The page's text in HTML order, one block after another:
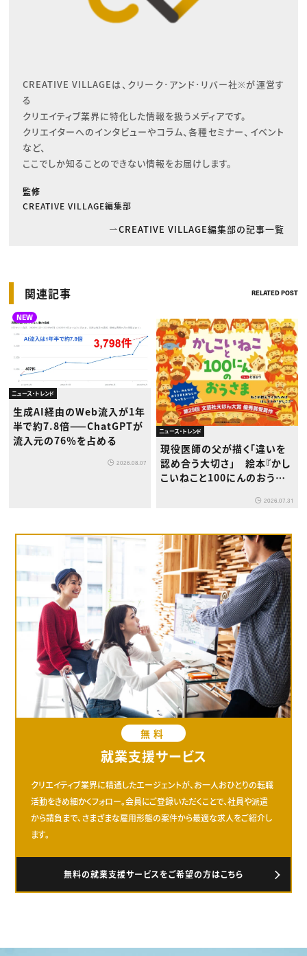
CREATIVE VILLAGEは、クリーク･アンド･リバー社※が運営す
る
クリエイティブ業界に特化した情報を扱うメディアです。
クリエイターへのインタビューやコラム、各種セミナー、イベント
など、
ここでしか知ることのできない情報をお届けします。
監修
CREATIVE VILLAGE編集部
CREATIVE VILLAGE編集部の記事一覧
関連記事 RELATED POST
NEW
ニュース・トレンド
生成AI経由のWeb流入が1年
半で約7.8倍——ChatGPTが
流入元の76％を占める
2026.08.07
ニュース・トレンド
現役医師の父が描く「違いを
認め合う大切さ」 絵本『かし
こいねこと100にんのおうさ
2026.07.31
無料
就業支援サービス
クリエイティブ業界に精通したエージェントが、お一人おひとりの転職
活動をきめ細かくフォロー。会員にご登録いただくことで、社員や派遣
から請負まで、さまざまな雇用形態の案件から最適な求人をご紹介し
ます。
無料の就業支援サービスをご希望の方はこちら